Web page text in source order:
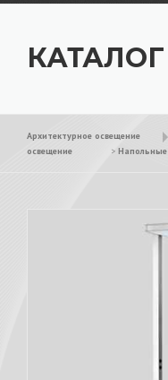
КАТАЛОГ
Архитектурное освещение
освещение
> Напольные